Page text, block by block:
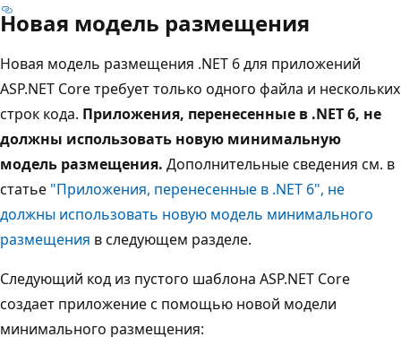
Новая модель размещения
Новая модель размещения .NET 6 для приложений
ASP.NET Core требует только одного файла и нескольких
строк кода. Приложения, перенесенные в .NET 6, не
должны использовать новую минимальную
модель размещения. Дополнительные сведения см. в
статье "Приложения, перенесенные в .NET 6", не
должны использовать новую модель минимального
размещения в следующем разделе.
Следующий код из пустого шаблона ASP.NET Core
создает приложение с помощью новой модели
минимального размещения: